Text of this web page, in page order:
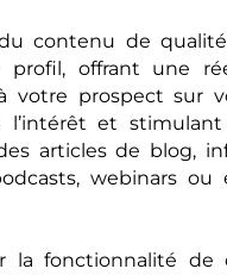
contenu de
profil, offrant une
votre prospect sur
l’intérêt et stimulant
articles de blog,
webinars ou
la fonctionnalité de